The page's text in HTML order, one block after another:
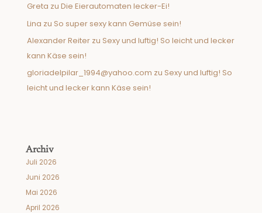
Greta zu Die Eierautomaten lecker-Ei!
Lina zu So super sexy kann Gemüse sein!
Alexander Reiter zu Sexy und luftig! So leicht und lecker
kann Käse sein!
gloriadelpilar_1994@yahoo.com zu Sexy und luftig! So
leicht und lecker kann Käse sein!
Archiv
Juli 2026
Juni 2026
Mai 2026
April 2026